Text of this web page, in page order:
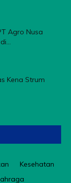
Agro Nusa
Kena Strum
Kesehatan